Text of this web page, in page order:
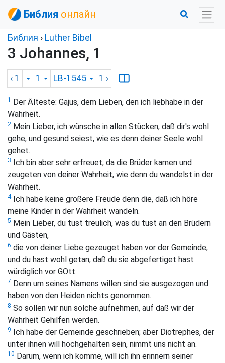
Библия онлайн
Библия › Luther Bibel
3 Johannes, 1
‹ 1 1 LB-1545 1 ›
1
Der Älteste: Gajus, dem Lieben, den ich liebhabe in der
Wahrheit.
2 Mein Lieber, ich wünsche in allen Stücken, daß dir's wohl
gehe, und gesund seiest, wie es denn deiner Seele wohl
gehet.
3
Ich bin aber sehr erfreuet, da die Brüder kamen und
zeugeten von deiner Wahrheit, wie denn du wandelst in der
Wahrheit.
4Ich habe keine größere Freude denn die, daß ich höre
meine Kinder in der Wahrheit wandeln.
5 Mein Lieber, du tust treulich, was du tust an den Brüdern
und Gästen,
6 die von deiner Liebe gezeuget haben vor der Gemeinde;
und du hast wohl getan, daß du sie abgefertiget hast
würdiglich vor GOtt.
7 Denn um seines Namens willen sind sie ausgezogen und
haben von den Heiden nichts genommen.
8 So sollen wir nun solche aufnehmen, auf daß wir der
Wahrheit Gehilfen werden.
9
Ich habe der Gemeinde geschrieben; aber Diotrephes, der
unter ihnen will hochgehalten sein, nimmt uns nicht an.
10 Darum, wenn ich komme, will ich ihn erinnern seiner